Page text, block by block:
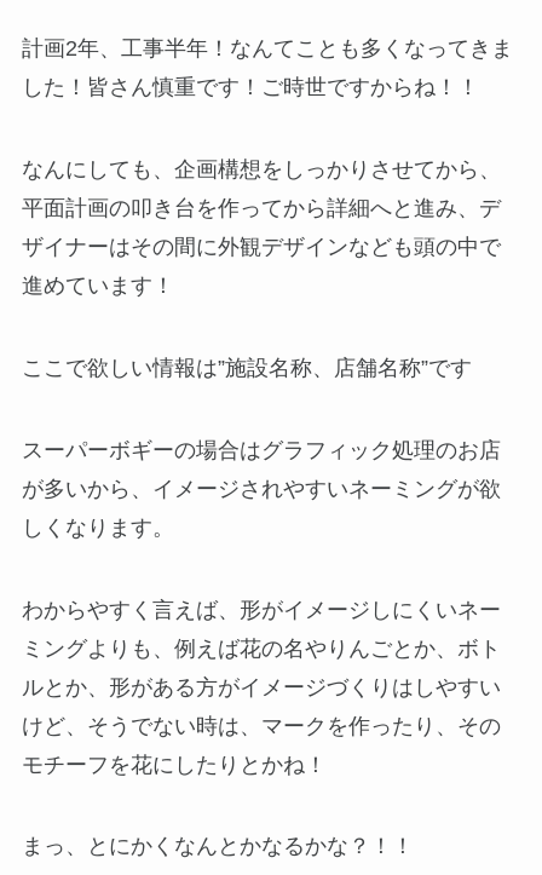
計画2年、工事半年！なんてことも多くなってきま
した！皆さん慎重です！ご時世ですからね！！
なんにしても、企画構想をしっかりさせてから、
平面計画の叩き台を作ってから詳細へと進み、デ
ザイナーはその間に外観デザインなども頭の中で
進めています！
ここで欲しい情報は”施設名称、店舗名称”です
スーパーボギーの場合はグラフィック処理のお店
が多いから、イメージされやすいネーミングが欲
しくなります。
わからやすく言えば、形がイメージしにくいネー
ミングよりも、例えば花の名やりんごとか、ボト
ルとか、形がある方がイメージづくりはしやすい
けど、そうでない時は、マークを作ったり、その
モチーフを花にしたりとかね！
まっ、とにかくなんとかなるかな？！！